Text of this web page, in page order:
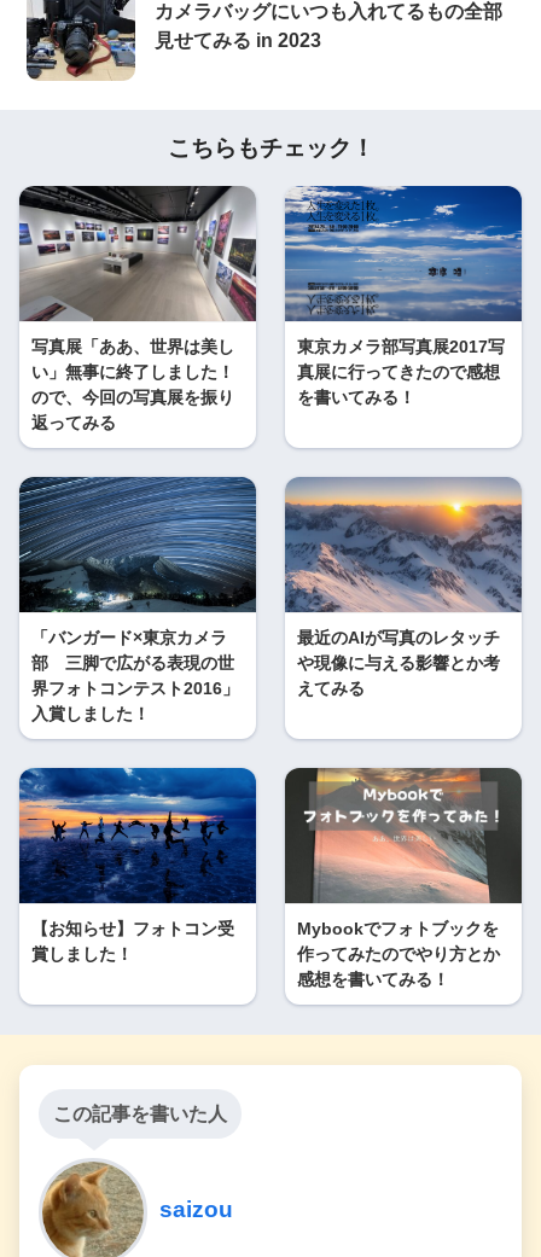
カメラバッグにいつも入れてるもの全部
見せてみる in 2023
こちらもチェック！
写真展「ああ、世界は美し
い」無事に終了しました！
ので、今回の写真展を振り
返ってみる
東京カメラ部写真展2017写
真展に行ってきたので感想
を書いてみる！
「バンガード×東京カメラ
部 三脚で広がる表現の世
界フォトコンテスト2016」
入賞しました！
最近のAIが写真のレタッチ
や現像に与える影響とか考
えてみる
【お知らせ】フォトコン受
賞しました！
Mybookでフォトブックを
作ってみたのでやり方とか
感想を書いてみる！
この記事を書いた人
saizou